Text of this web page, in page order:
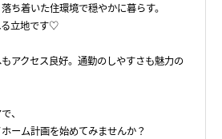
ち着いた住環境で穏やかに暮らす。
る立地です♡
アクセス良好。通勤のしやすさも魅力の
、
ーム計画を始めてみませんか？